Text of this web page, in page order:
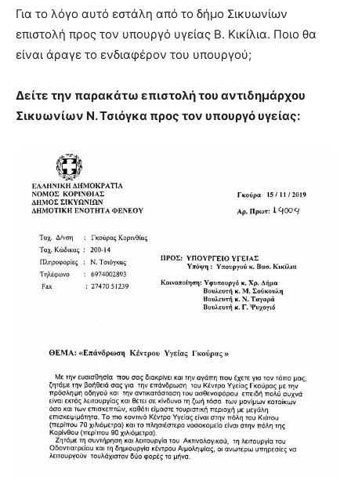
Για το λόγο αυτό εστάλη από το δήμο Σικυωνίων
επιστολή προς τον υπουργό υγείας Β. Κικίλια. Ποιο θα
είναι άραγε το ενδιαφέρον του υπουργού;
Δείτε την παρακάτω επιστολή του αντιδημάρχου
Σικυωνίων Ν. Τσιόγκα προς τον υπουργό υγείας: